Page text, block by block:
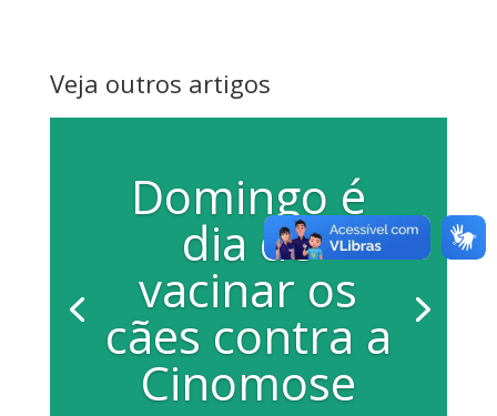
Veja outros artigos
Domingo é
dia de
vacinar os
cães contra a
Cinomose